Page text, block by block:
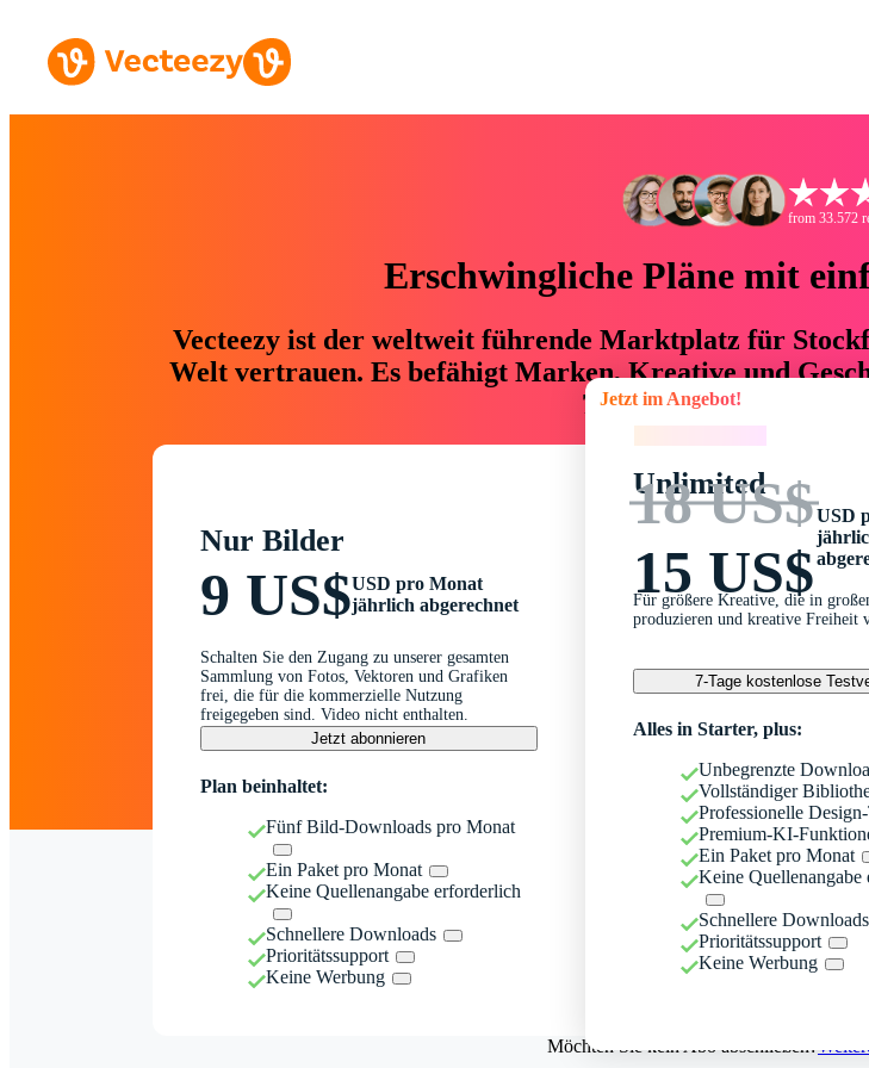
from 33.572
Erschwingliche Pläne mit
Vecteezy ist der weltweit führende Marktplatz für
Welt vertrauen. Es befähigt Marken, Kreative und
76 % an Zeit und
Nur Bilder
9 US$USD pro Monat
jährlich abgerechnet
Schalten Sie den Zugang zu unserer gesamten
Sammlung von Fotos, Vektoren und Grafiken
frei, die für die kommerzielle Nutzung
freigegeben sind. Video nicht enthalten.
Jetzt abonnieren
Plan beinhaltet:
Fünf Bild-Downloads pro Monat
Ein Paket pro Monat
Keine Quellenangabe erforderlich
Schnellere Downloads
Prioritätssupport
Keine Werbung
Jetzt im Angebot!
Unlimited
18 US$
15 US$
USD
Für größere Kreative, die in
produzieren und kreative Freiheit
7-Tage kostenlose
Alles in Starter, plus:
Unbegrenzte
Vollständiger
Professionelle
Premium-KI-
Ein Paket pro Monat
Keine Quellenangabe
Schnellere Downloads
Prioritätssupport
Keine Werbung
Möchten Sie kein Abo abschließen?